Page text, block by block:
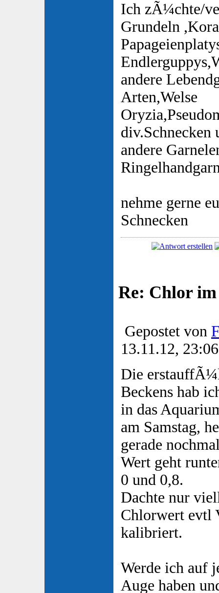
Ich zÃ¼chte/
Grundeln
andere
Arten,Welse
div.Schnecken
andere
nehme gerne
Schnecken
Re: Chlor
Gepostet von
13.11.12, 23:06
Die
Beckens hab
in das
am Samstag,
gerade
Wert geht
0 und 0,8.
Dachte nur
Chlorwert evtl
kalibriert.
Werde ich auf
Auge haben